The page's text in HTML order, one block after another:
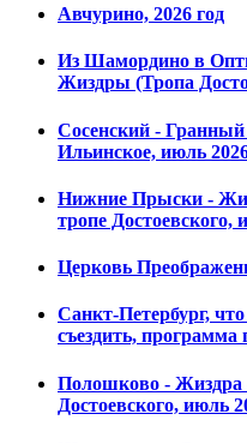
Авчурино, 2026 год
Из Шамордино в
Жиздры (Тропа
Сосенский -
Ильинское, июль
Нижние Прыски -
тропе Достоевского,
Церковь
Санкт-Петербург,
съездить, программа
Полошково -
Достоевского, июль